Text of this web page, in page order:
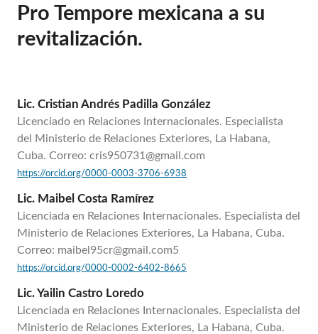
Pro Tempore mexicana a su
revitalización.
Lic. Cristian Andrés Padilla González
Licenciado en Relaciones Internacionales. Especialista
del Ministerio de Relaciones Exteriores, La Habana,
Cuba. Correo: cris950731@gmail.com
https://orcid.org/0000-0003-3706-6938
Lic. Maibel Costa Ramírez
Licenciada en Relaciones Internacionales. Especialista del
Ministerio de Relaciones Exteriores, La Habana, Cuba.
Correo: maibel95cr@gmail.com5
https://orcid.org/0000-0002-6402-8665
Lic. Yailin Castro Loredo
Licenciada en Relaciones Internacionales. Especialista del
Ministerio de Relaciones Exteriores, La Habana, Cuba.